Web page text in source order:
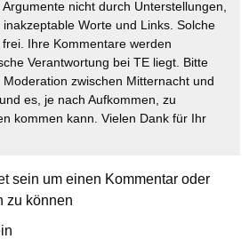
nicht durch Unterstellungen,
Worte und Links. Solche
Ihre Kommentare werden
Verantwortung bei TE liegt. Bitte
zwischen Mitternacht und
es, je nach Aufkommen, zu
kommen kann. Vielen Dank für Ihr
sein um einen Kommentar oder
zu können